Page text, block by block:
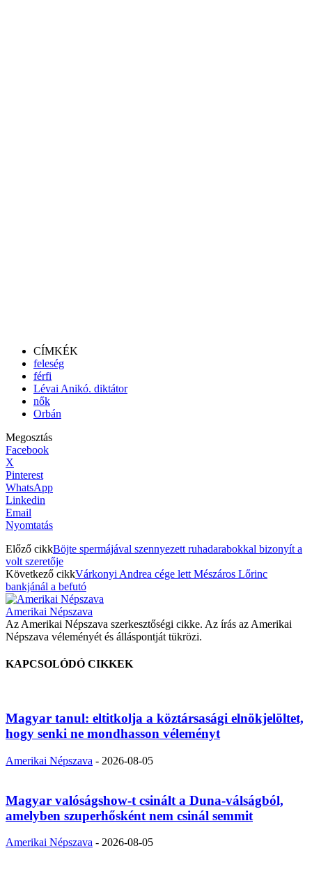
CÍMKÉK
feleség
férfi
Lévai Anikó. diktátor
nők
Orbán
Megosztás
Facebook
X
Pinterest
WhatsApp
Linkedin
Email
Nyomtatás
Előző cikkBöjte spermájával szennyezett ruhadarabokkal bizonyít a
volt szeretője
Következő cikkVárkonyi Andrea cége lett Mészáros Lőrinc
bankjánál a befutó
Amerikai Népszava
Az Amerikai Népszava szerkesztőségi cikke. Az írás az Amerikai
Népszava véleményét és álláspontját tükrözi.
KAPCSOLÓDÓ CIKKEK
Magyar tanul: eltitkolja a köztársasági elnökjelöltet,
hogy senki ne mondhasson véleményt
Amerikai Népszava - 2026-08-05
Magyar valóságshow-t csinált a Duna-válságból,
amelyben szuperhősként nem csinál semmit
Amerikai Népszava - 2026-08-05